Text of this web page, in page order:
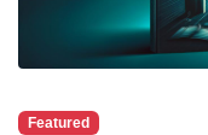
Featured